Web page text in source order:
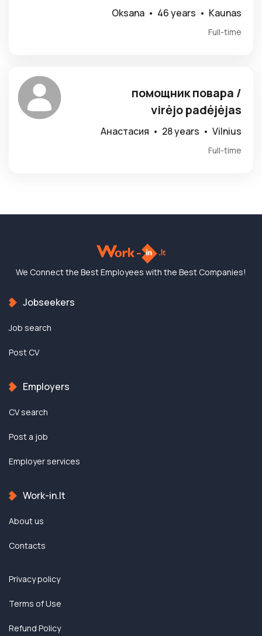
Oksana • 46 years • Kaunas
Full-time
помощник повара /
virėjo padėjėjas
Анастасия • 28 years • Vilnius
Full-time
We Connect the BestEmployees with the Best Companies!
Jobseekers
Job search
Post CV
Employers
CV search
Post a job
Employer services
Work-in.lt
About us
Contacts
Privacy policy
Terms of Use
Refund Policy